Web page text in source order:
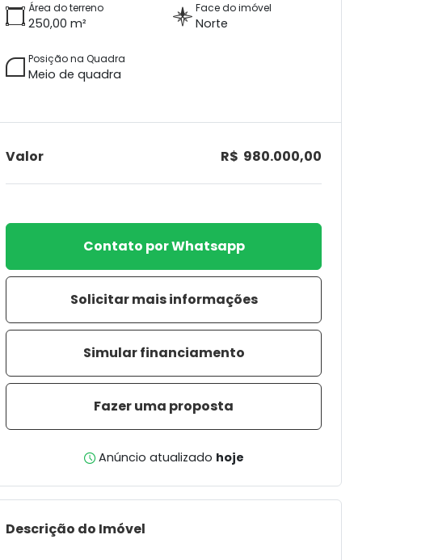
Área do terreno
250,00 m²
Face do imóvel
Norte
Posição na Quadra
Meio de quadra
Valor R$ 980.000,00
Contato por Whatsapp
Solicitar mais informações
Simular financiamento
Fazer uma proposta
Anúncio atualizado hoje
Descrição do Imóvel